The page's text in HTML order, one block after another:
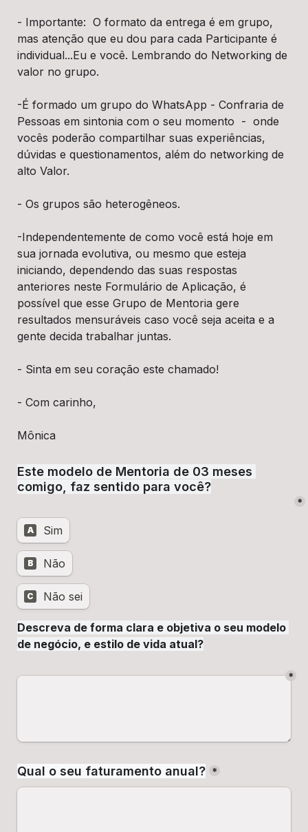
- Importante:  O formato da entrega é em grupo,
mas atenção que eu dou para cada Participante é
individual...Eu e você. Lembrando do Networking de
valor no grupo.
-É formado um grupo do WhatsApp - Confraria de
Pessoas em sintonia com o seu momento  -  onde
vocês poderão compartilhar suas experiências,
dúvidas e questionamentos, além do networking de
alto Valor.
- Os grupos são heterogêneos.
-Independentemente de como você está hoje em
sua jornada evolutiva, ou mesmo que esteja
iniciando, dependendo das suas respostas
anteriores neste Formulário de Aplicação, é
possível que esse Grupo de Mentoria gere
resultados mensuráveis caso você seja aceita e a
gente decida trabalhar juntas.
- Sinta em seu coração este chamado!
- Com carinho,
Mônica
Este modelo de Mentoria de 03 meses
comigo, faz sentido para você?
*
A Sim
B Não
C Não sei
Descreva de forma clara e objetiva o seu modelo
de negócio, e estilo de vida atual?
*
Qual o seu faturamento anual? *